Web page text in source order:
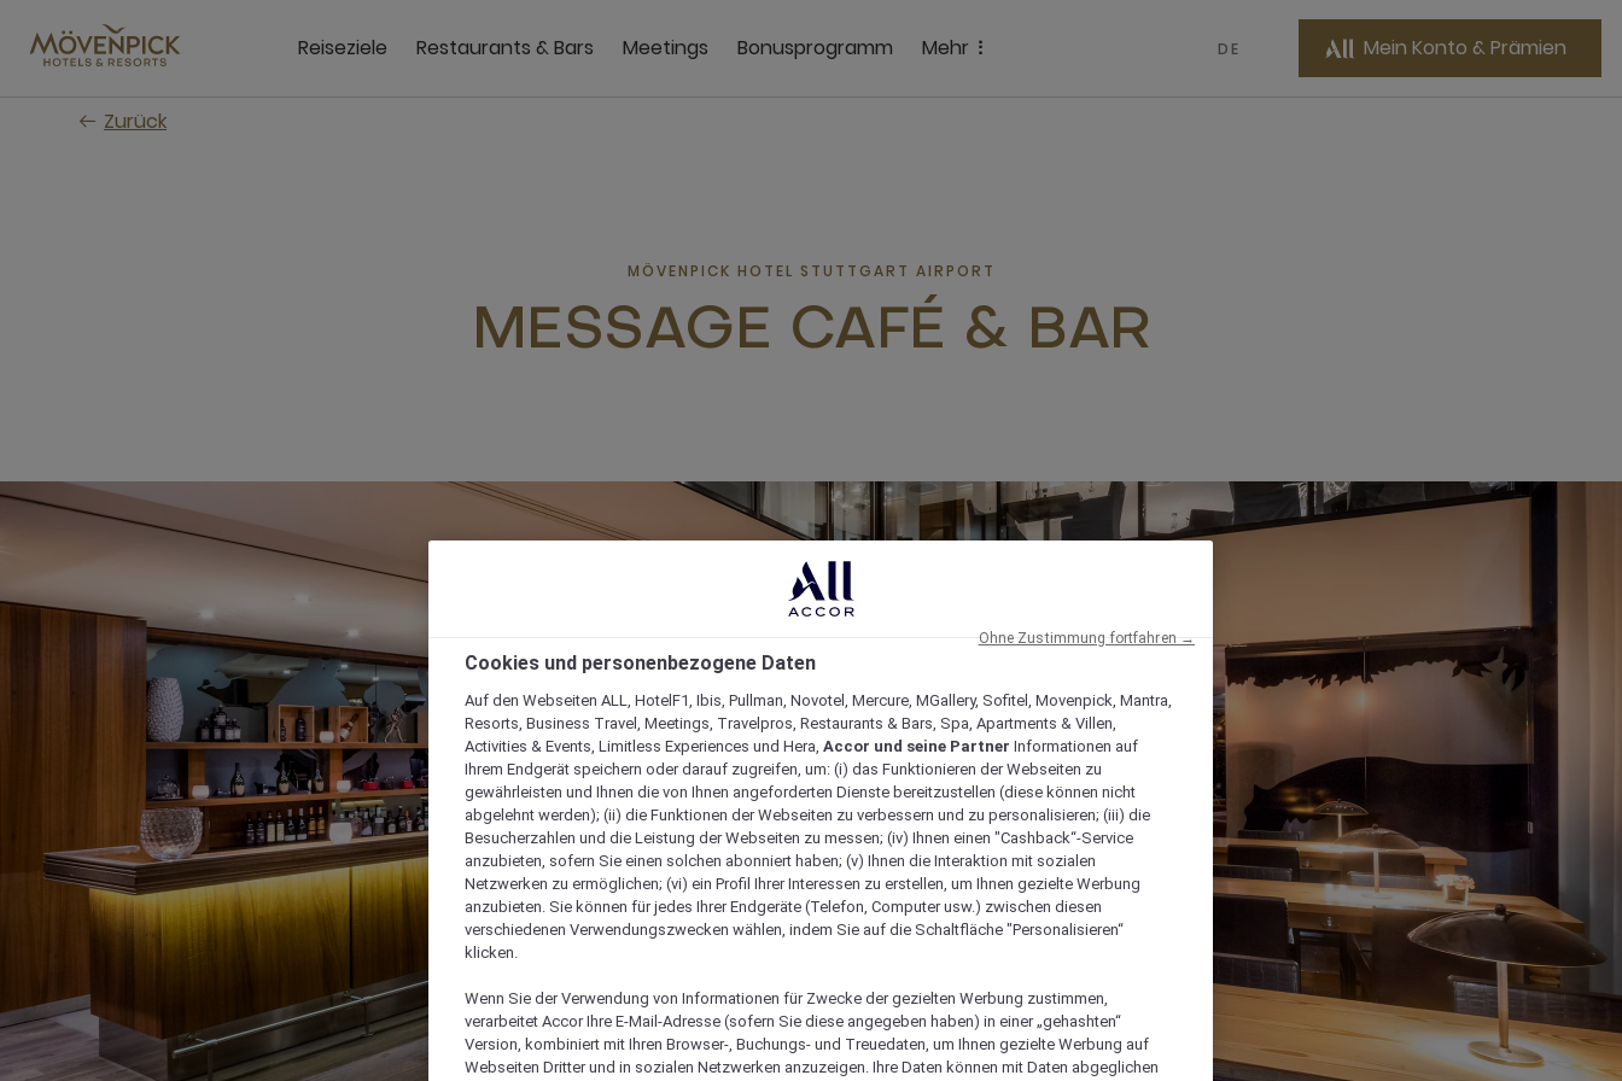
Hauptinhalt
wechseln
Reiseziele Restaurants & Bars Meetings Bonusprogramm Mehr DE Mein Konto & Prämien
Zurück
MÖVENPICK HOTEL STUTTGART AIRPORT
MESSAGE CAFÉ & BAR
Barkarte
Cookies und personenbezogene Daten
Auf den Webseiten ALL, HotelF1, Ibis, Pullman, Novotel, Mercure, MGallery, Sofitel, Movenpick, Mantra,
Resorts, Business Travel, Meetings, Travelpros, Restaurants & Bars, Spa, Apartments & Villen,
Activities & Events, Limitless Experiences und Hera, Accor und seine Partner Informationen auf
Ihrem Endgerät speichern oder darauf zugreifen, um: (i) das Funktionieren der Webseiten zu
gewährleisten und Ihnen die von Ihnen angeforderten Dienste bereitzustellen (diese können nicht
abgelehnt werden); (ii) die Funktionen der Webseiten zu verbessern und zu personalisieren; (iii) die
Besucherzahlen und die Leistung der Webseiten zu messen; (iv) Ihnen einen "Cashback“-Service
anzubieten, sofern Sie einen solchen abonniert haben; (v) Ihnen die Interaktion mit sozialen
Netzwerken zu ermöglichen; (vi) ein Profil Ihrer Interessen zu erstellen, um Ihnen gezielte Werbung
anzubieten. Sie können für jedes Ihrer Endgeräte (Telefon, Computer usw.) zwischen diesen
verschiedenen Verwendungszwecken wählen, indem Sie auf die Schaltfläche "Personalisieren“
klicken.
Wenn Sie der Verwendung von Informationen für Zwecke der gezielten Werbung zustimmen,
verarbeitet Accor Ihre E-Mail-Adresse (sofern Sie diese angegeben haben) in einer „gehashten“
Version, kombiniert mit Ihren Browser-, Buchungs- und Treuedaten, um Ihnen gezielte Werbung auf
Webseiten Dritter und in sozialen Netzwerken anzuzeigen. Ihre Daten können mit Daten abgeglichen
Ohne Zustimmung fortfahren →